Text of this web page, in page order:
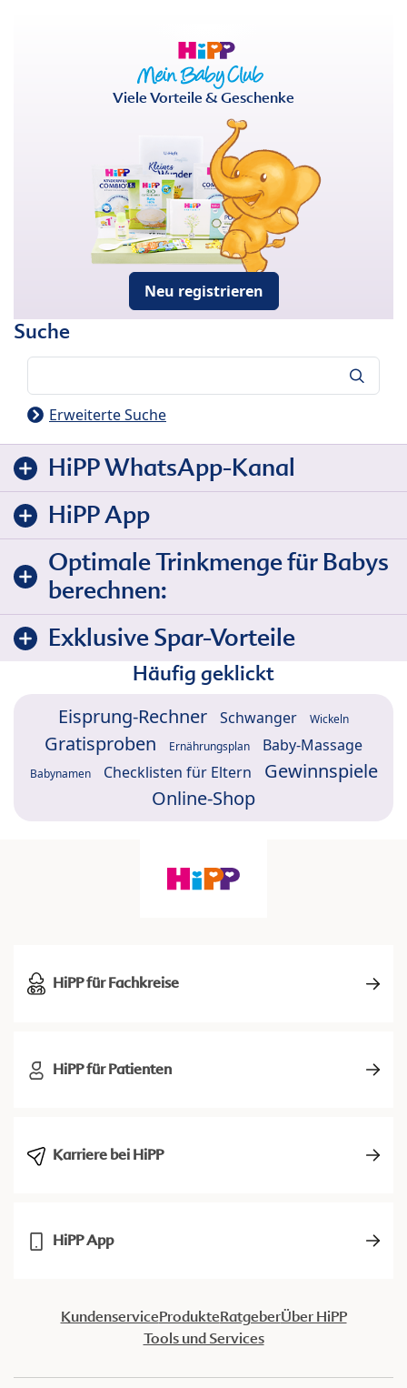
Viele Vorteile & Geschenke
Neu registrieren
Suche
Erweiterte Suche
HiPP WhatsApp-Kanal
HiPP App
Optimale Trinkmenge für Babys
berechnen:
Exklusive Spar-Vorteile
Häufig geklickt
Eisprung-Rechner Schwanger Wickeln
Gratisproben Ernährungsplan Baby-Massage
Babynamen Checklisten für Eltern
Gewinnspiele
Online-Shop
HiPP für Fachkreise
HiPP für Patienten
Karriere bei HiPP
HiPP App
KundenserviceProdukteRatgeberÜber HiPP
Tools und Services